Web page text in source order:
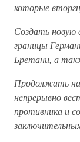
которые
Создать новую
границы
Бретани, а
Продолжать
непрерывно
противника и